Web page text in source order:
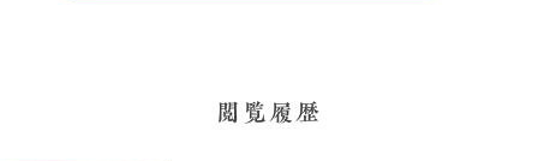
閲覧履歴